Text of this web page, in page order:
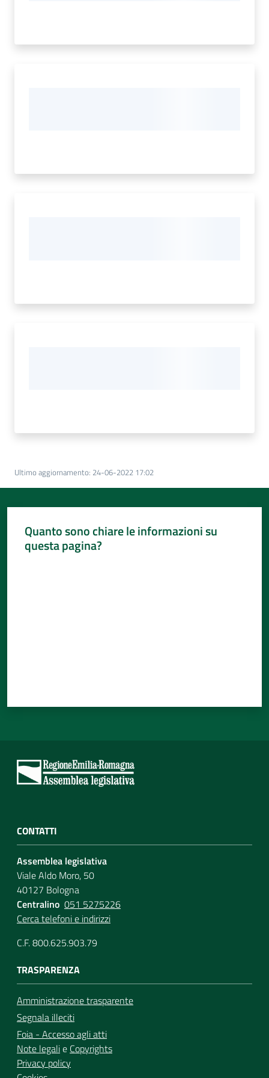
Ultimo aggiornamento: 24-06-2022 17:02
Quanto sono chiare le informazioni su
questa pagina?
CONTATTI
Assemblea legislativa
Viale Aldo Moro, 50
40127 Bologna
Centralino 051 5275226
Cerca telefoni e indirizzi
C.F. 800.625.903.79
TRASPARENZA
Amministrazione trasparente
Segnala illeciti
Foia - Accesso agli atti
Note legalie Copyrights
Privacy policy